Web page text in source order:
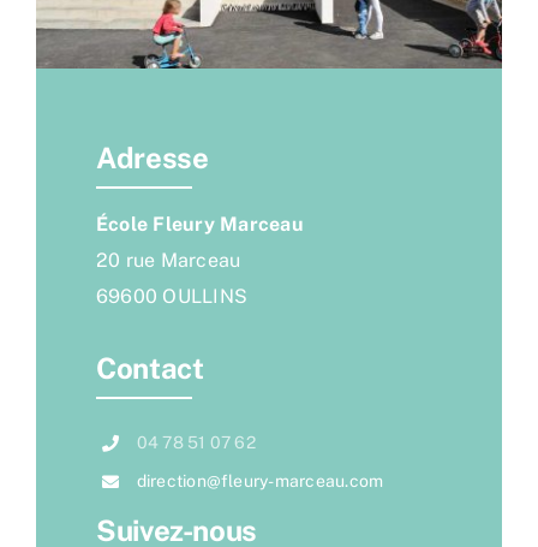
Adresse
École Fleury Marceau
20 rue Marceau
69600 OULLINS
Contact
04 78 51 07 62
direction@fleury-marceau.com
Suivez-nous